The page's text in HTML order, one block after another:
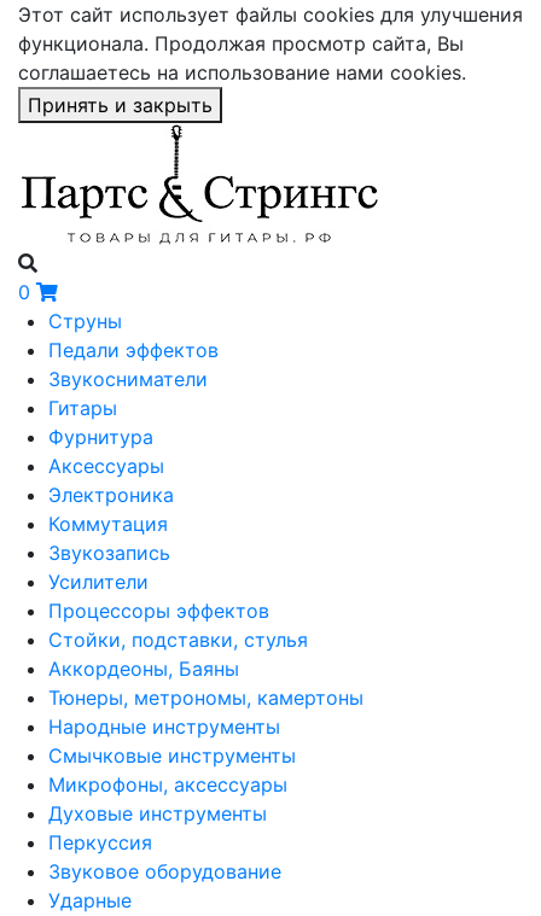
Этот сайт использует файлы cookies для улучшения
функционала. Продолжая просмотр сайта, Вы
соглашаетесь на использование нами cookies.
Принять и закрыть
0
Струны
Педали эффектов
Звукосниматели
Гитары
Фурнитура
Аксессуары
Электроника
Коммутация
Звукозапись
Усилители
Процессоры эффектов
Стойки, подставки, стулья
Аккордеоны, Баяны
Тюнеры, метрономы, камертоны
Народные инструменты
Смычковые инструменты
Микрофоны, аксессуары
Духовые инструменты
Перкуссия
Звуковое оборудование
Ударные